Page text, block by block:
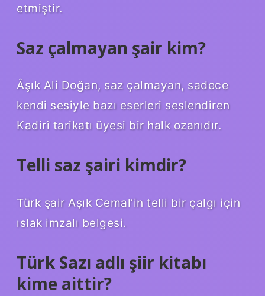
etmiştir.
Saz çalmayan şair kim?
Âşık Ali Doğan, saz çalmayan, sadece
kendi sesiyle bazı eserleri seslendiren
Kadirî tarikatı üyesi bir halk ozanıdır.
Telli saz şairi kimdir?
Türk şair Aşık Cemal’in telli bir çalgı için
ıslak imzalı belgesi.
Türk Sazı adlı şiir kitabı
kime aittir?